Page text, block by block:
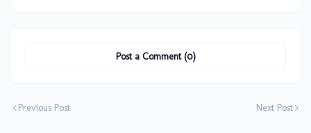
Post a Comment (0)
Previous Post Next Post